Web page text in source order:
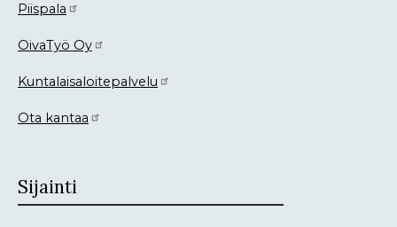
Piispala
OivaTyö Oy
Kuntalaisaloitepalvelu
Ota kantaa
Sijainti